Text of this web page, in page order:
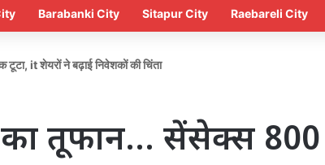
Barabanki City Sitapur City Raebareli City
it शेयरों ने बढ़ाई निवेशकों की चिंता
का तूफान… सेंसेक्स